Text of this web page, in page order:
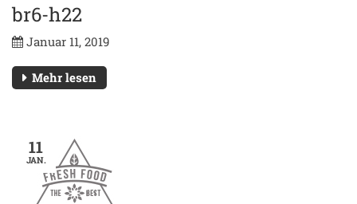
br6-h22
Januar 11, 2019
Mehr lesen
11
JAN.